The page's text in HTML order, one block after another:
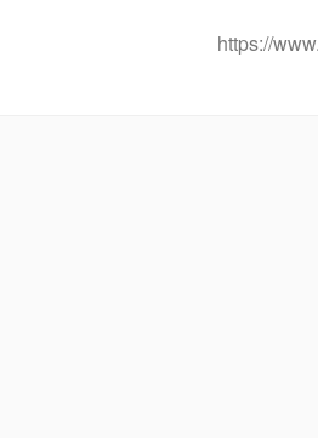
https://